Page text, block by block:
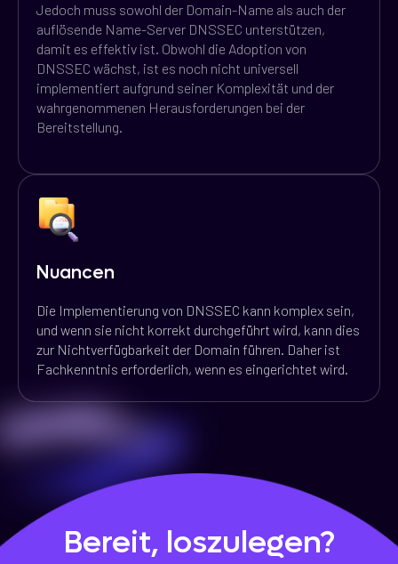
Nuancen
Die Implementierung von DNSSEC kann komplex sein,
und wenn sie nicht korrekt durchgeführt wird, kann dies
zur Nichtverfügbarkeit der Domain führen. Daher ist
Fachkenntnis erforderlich, wenn es eingerichtet wird.
Jedoch muss sowohl der Domain-Name als auch der
auflösende Name-Server DNSSEC unterstützen,
damit es effektiv ist. Obwohl die Adoption von
DNSSEC wächst, ist es noch nicht universell
implementiert aufgrund seiner Komplexität und der
wahrgenommenen Herausforderungen bei der
Bereitstellung.
Bereit, loszulegen?